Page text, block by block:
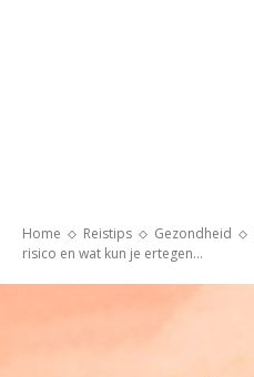
Home Reistips Gezondheid
risico en wat kun je ertegen...